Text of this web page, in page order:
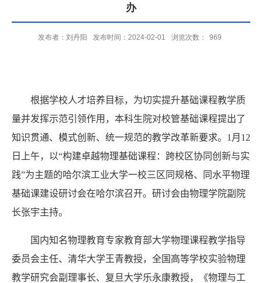
办
发布者：刘丹阳 发布时间：2024-02-01 浏览次数： 969
根据学校人才培养目标，为切实提升基础课程教学质
量并发挥示范引领作用，本科生院对校管基础课程提出了
知识贯通、模式创新、统一规范的教学改革新要求。 1 月 12
日上午，以“构建卓越物理基础课程：跨校区协同创新与实
践”为主题的哈尔滨工业大学一校三区同规格、同水平物理
基础课建设研讨会在哈尔滨召开。研讨会由物理学院副院
长张宇主持。
国内知名物理教育专家教育部大学物理课程教学指导
委员会主任、清华大学王青教授，全国高等学校实验物理
教学研究会副理事长、复旦大学乐永康教授，《物理与工